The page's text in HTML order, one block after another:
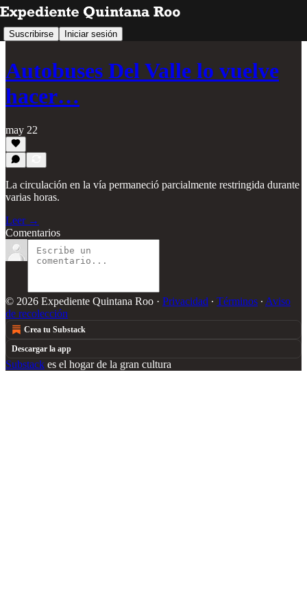
Suscribirse Iniciar sesión
Autobuses Del Valle lo vuelve
hacer…
may 22
La circulación en la vía permaneció parcialmente restringida durante
varias horas.
Leer →
Comentarios
© 2026 Expediente Quintana Roo · Privacidad ∙ Términos ∙ Aviso
de recolección
Crea tu Substack
Descargar la app
Substack es el hogar de la gran cultura